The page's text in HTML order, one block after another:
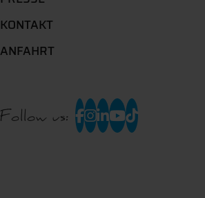
KONTAKT
ANFAHRT
Follow us: